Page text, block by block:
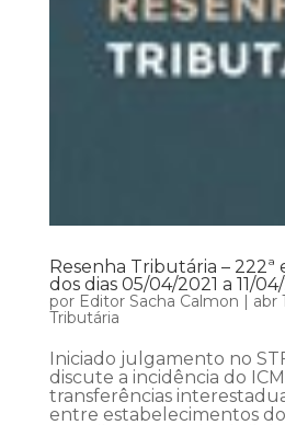
Resenha Tributária – 222ª
dos dias 05/04/2021 a 11/
por Editor Sacha Calmon | abr
Tributária
Iniciado julgamento no
discute a incidência do
transferências
entre estabelecimentos